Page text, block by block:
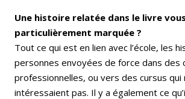
Une histoire relatée dans le livre
particulièrement marquée ?
Tout ce qui est en lien avec l’école, les
personnes envoyées de force dans des
professionnelles, ou vers des cursus qui
intéressaient pas. Il y a également ce